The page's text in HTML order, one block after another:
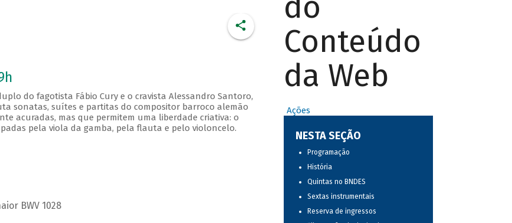
do fagotista Fábio Cury e o cravista Alessandro Santoro,
sonatas, suítes e partitas do compositor barroco alemão
acuradas, mas que permitem uma liberdade criativa: o
pela viola da gamba, pela flauta e pelo violoncelo.
BWV 1028
Conteúdo
da Web
Ações
NESTA SEÇÃO
Programação
História
Quintas no BNDES
Sextas instrumentais
Reserva de ingressos